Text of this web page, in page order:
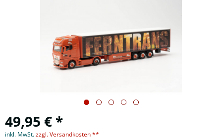
49,95 € *
inkl. MwSt.zzgl. Versandkosten **